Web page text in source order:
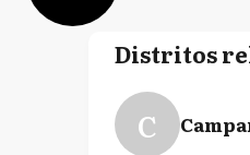
Distritos
C